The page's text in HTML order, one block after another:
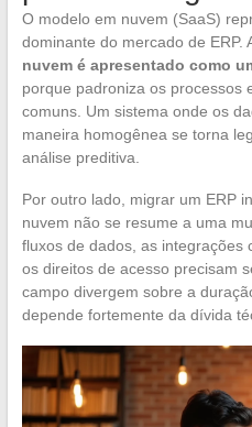
O modelo em nuvem (SaaS)
dominante do mercado de ERP.
nuvem é apresentado como
porque padroniza os processos
comuns. Um sistema onde os
maneira homogênea se torna
análise preditiva.
Por outro lado, migrar um ERP
nuvem não se resume a uma
fluxos de dados, as integrações
os direitos de acesso precisam
campo divergem sobre a
depende fortemente da dívida